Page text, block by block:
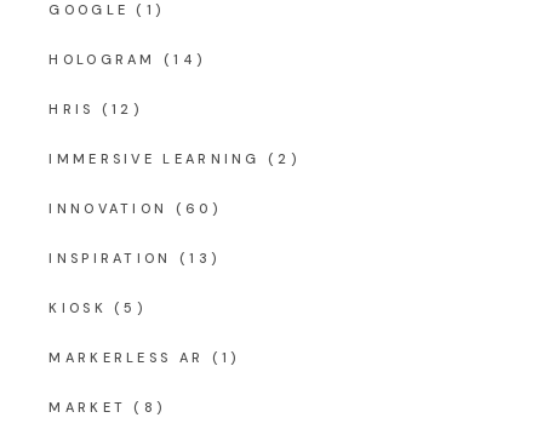
GOOGLE (1)
HOLOGRAM (14)
HRIS (12)
IMMERSIVE LEARNING (2)
INNOVATION (60)
INSPIRATION (13)
KIOSK (5)
MARKERLESS AR (1)
MARKET (8)